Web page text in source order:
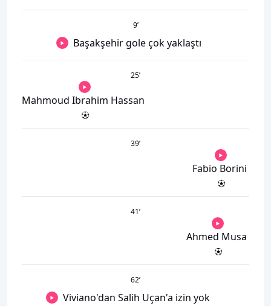
9’
Başakşehir gole çok yaklaştı
25’
Mahmoud Ibrahim Hassan
39’
Fabio Borini
41’
Ahmed Musa
62’
Viviano'dan Salih Uçan'a izin yok